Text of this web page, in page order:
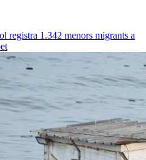
registra 1.342 menors migrants a